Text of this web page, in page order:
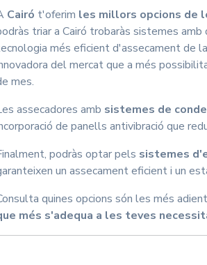
Cairó t'oferim les millors opcions de
triar a Cairó trobaràs sistemes
més eficient d'assecament de
del mercat que a més
mes.
assecadores amb sistemes de
de panells antivibració que
podràs optar pels sistemes
un assecament eficient i un
quines opcions són les més
més s'adequa a les teves